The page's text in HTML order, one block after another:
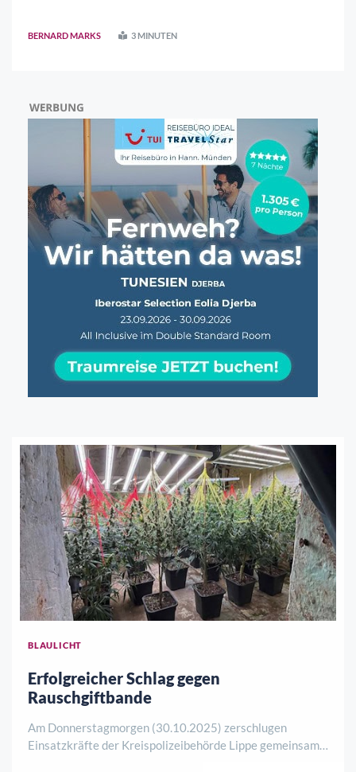
mehrerer Plantagen innerhal ..
BERNARD MARKS 3 MINUTEN
BLAULICHT
Erfolgreicher Schlag gegen
Rauschgiftbande
Am Donnerstagmorgen (30.10.2025) zerschlugen
Einsatzkräfte der Kreispolizeibehörde Lippe gemeinsam